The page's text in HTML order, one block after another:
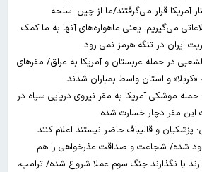
آمریکا قرار می‌گرفتند/ما از چین اسلحه
می‌گیریم. یعنی ماهواره‌های آنها به ما کمک
ایران در تنگه هرمز نمی رود
حشد الشعبی در حمله عربستان و آمریکا به عراق/ مقرهای
و استان واسط بمباران شدند
حمله موشکی آمریکا به مقر نیروی دریایی سپاه در
این مقر دچار خسارت شده
و قالیباف حاضر نیستند اعلام کنند
نابود شده/ شجاعت و صداقت عذرخواهی را هم
یا نگذارند جنگ سوم عملا شروع شده/ ترامپ،